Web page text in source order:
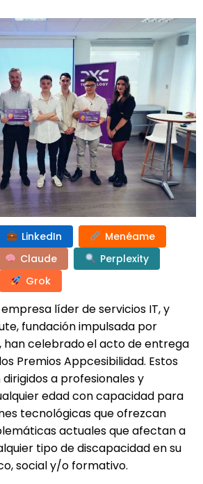
LinkedIn
Menéame
Claude
Perplexity
Grok
líder de servicios IT, y
fundación impulsada por
han celebradoel acto de entrega
Premios Appcesibilidad. Estos
a profesionales y
edad con capacidad para
tecnológicas que ofrezcan
actuales que afectan a
tipo de discapacidad en su
social y/o formativo.